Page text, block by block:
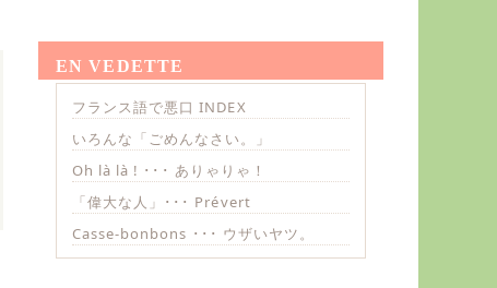
EN VEDETTE
フランス語で悪口 INDEX
いろんな「ごめんなさい。」
Oh là là ! ･･･ ありゃりゃ！
「偉大な人」･･･ Prévert
Casse-bonbons ･･･ ウザいヤツ。